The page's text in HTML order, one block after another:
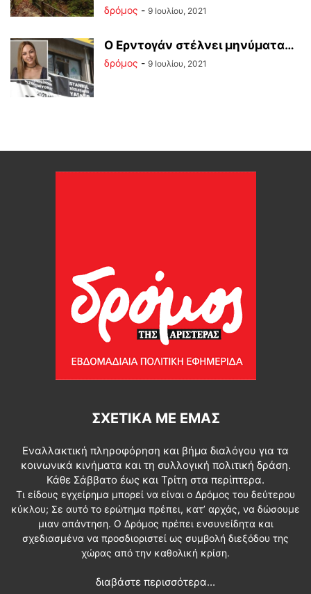
δρόμος - 9 Ιουλίου, 2021
Ο Ερντογάν στέλνει μηνύματα…
δρόμος - 9 Ιουλίου, 2021
ΣΧΕΤΙΚΆ ΜΕ ΕΜΆΣ
Εναλλακτική πληροφόρηση και βήμα διαλόγου για τα
κοινωνικά κινήματα και τη συλλογική πολιτική δράση.
Κάθε Σάββατο έως και Τρίτη στα περίπτερα.
Τι είδους εγχείρημα μπορεί να είναι ο Δρόμος του δεύτερου
κύκλου; Σε αυτό το ερώτημα πρέπει, κατ’ αρχάς, να δώσουμε
μιαν απάντηση. Ο Δρόμος πρέπει ενσυνείδητα και
σχεδιασμένα να προσδιοριστεί ως συμβολή διεξόδου της
χώρας από την καθολική κρίση.
διαβάστε περισσότερα...